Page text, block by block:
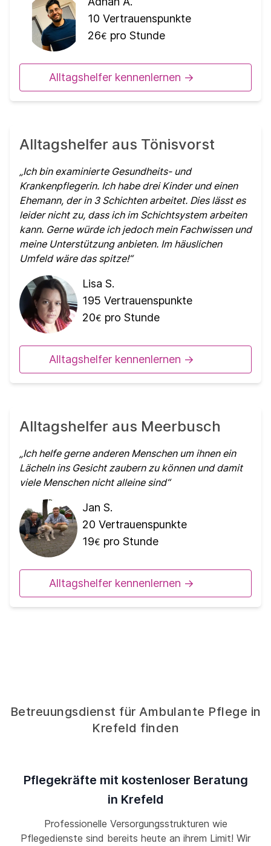
10 Vertrauenspunkte
26€ pro Stunde
Alltagshelfer kennenlernen ->
Alltagshelfer aus Tönisvorst
Ich bin examinierte Gesundheits- und
Krankenpflegerin. Ich habe drei Kinder und einen
Ehemann, der in 3 Schichten arbeitet. Dies lässt es
leider nicht zu, dass ich im Schichtsystem arbeiten
kann. Gerne würde ich jedoch mein Fachwissen und
meine Unterstützung anbieten. Im häuslichen
Umfeld wäre das spitze!
Lisa S.
195 Vertrauenspunkte
20€ pro Stunde
Alltagshelfer kennenlernen ->
Alltagshelfer aus Meerbusch
Ich helfe gerne anderen Menschen um ihnen ein
Lächeln ins Gesicht zaubern zu können und damit
viele Menschen nicht alleine sind
Jan S.
20 Vertrauenspunkte
19€ pro Stunde
Alltagshelfer kennenlernen ->
Betreuungsdienst für Ambulante Pflege in
Krefeld finden
Pflegekräfte mit kostenloser Beratung
in Krefeld
Professionelle Versorgungsstrukturen wie
Pflegedienste sind bereits heute an ihrem Limit! Wir